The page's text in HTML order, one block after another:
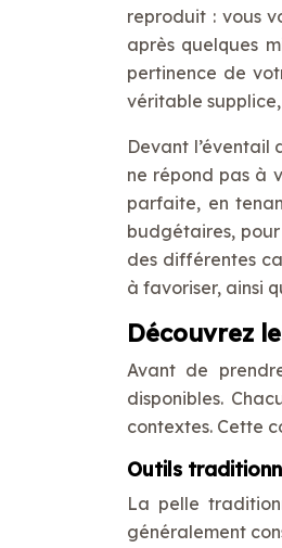
reproduit : vous
après quelques
pertinence de
véritable
Devant l’éventail
ne répond pas à
parfaite, en
budgétaires,
des différentes
à favoriser, ainsi
Découvrez
Avant de
disponibles.
contextes. Cette
Outils
La pelle
généralement